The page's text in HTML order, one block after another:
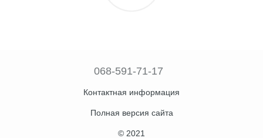
068-591-71-17
Контактная информация
Полная версия сайта
© 2021